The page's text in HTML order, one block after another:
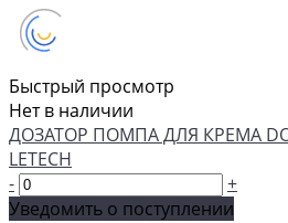
Быстрый просмотр
Нет в наличии
ДОЗАТОР ПОМПА ДЛЯ КРЕМА
LETECH
-
+
Уведомить о поступлении